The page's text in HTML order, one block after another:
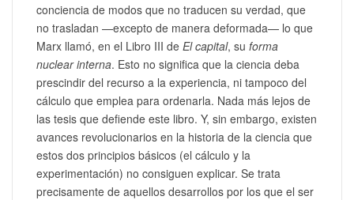
conciencia de modos que no traducen su verdad, que
no trasladan —excepto de manera deformada— lo que
Marx llamó, en el Libro III de El capital, su forma
nuclear interna. Esto no significa que la ciencia deba
prescindir del recurso a la experiencia, ni tampoco del
cálculo que emplea para ordenarla. Nada más lejos de
las tesis que defiende este libro. Y, sin embargo, existen
avances revolucionarios en la historia de la ciencia que
estos dos principios básicos (el cálculo y la
experimentación) no consiguen explicar. Se trata
precisamente de aquellos desarrollos por los que el ser